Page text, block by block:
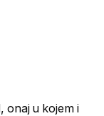
onaj u kojem i